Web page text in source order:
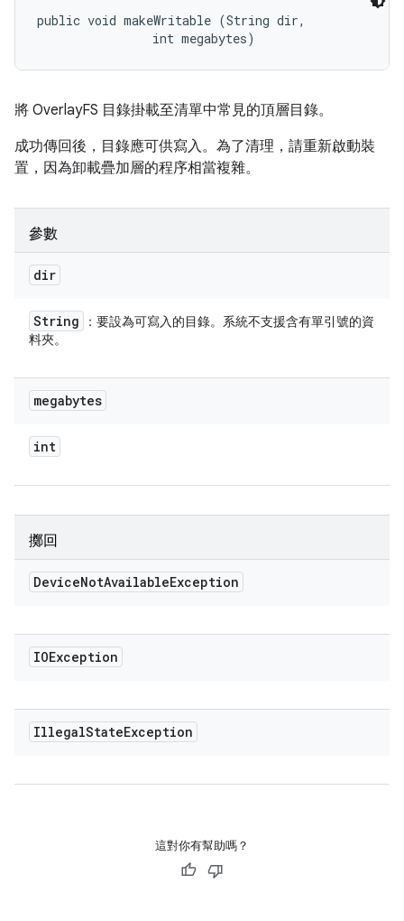
public void makeWritable (String dir,
                int megabytes)
將 OverlayFS 目錄掛載至清單中常見的頂層目錄。
成功傳回後，目錄應可供寫入。為了清理，請重新啟動裝
置，因為卸載疊加層的程序相當複雜。
參數
dir
String
：要設為可寫入的目錄。系統不支援含有單引號的資
料夾。
megabytes
int
擲回
DeviceNotAvailableException
IOException
IllegalStateException
這對你有幫助嗎？